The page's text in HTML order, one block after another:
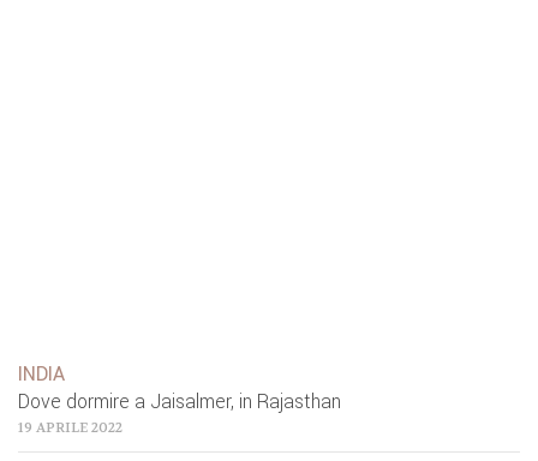
INDIA
Dove dormire a Jaisalmer, in Rajasthan
19 APRILE 2022